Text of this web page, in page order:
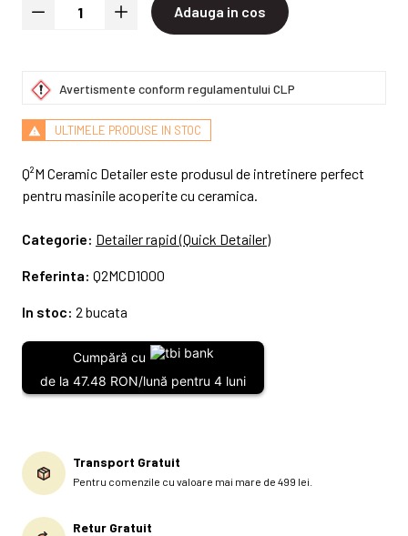
Adauga in cos
Avertismente conform regulamentului CLP
ULTIMELE PRODUSE IN STOC
Q²M Ceramic Detailer este produsul de intretinere perfect
pentru masinile acoperite cu ceramica.
Categorie: Detailer rapid (Quick Detailer)
Referinta: Q2MCD1000
In stoc: 2 bucata
Cumpără cu
de la 47.48 RON/lună pentru 4 luni
Transport Gratuit
Pentru comenzile cu valoare mai mare de 499 lei.
Retur Gratuit